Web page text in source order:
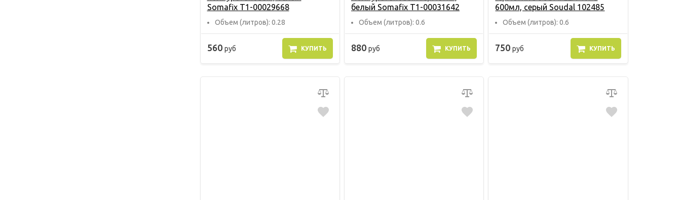
Somafix Т1-00029668
Объем (литров): 0.28
560 руб КУПИТЬ
белый Somafix Т1-00031642
Объем (литров): 0.6
880 руб КУПИТЬ
600мл, серый Soudal 102485
Объем (литров): 0.6
750руб КУПИТЬ